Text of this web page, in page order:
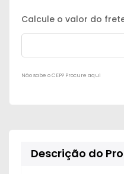
Não sabe o CEP? Procure aqui
Descrição do